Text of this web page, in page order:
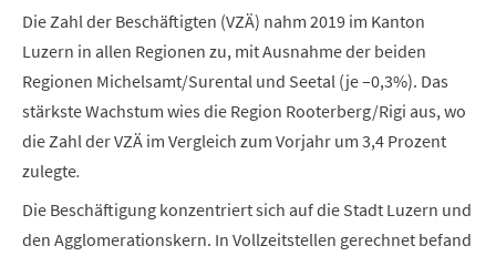
Die Zahl der Beschäftigten (VZÄ) nahm 2019 im Kanton
Luzern in allen Regionen zu, mit Ausnahme der beiden
Regionen Michelsamt/Surental und Seetal (je –0,3%). Das
stärkste Wachstum wies die Region Rooterberg/Rigi aus, wo
die Zahl der VZÄ im Vergleich zum Vorjahr um 3,4 Prozent
zulegte.
Die Beschäftigung konzentriert sich auf die Stadt Luzern und
den Agglomerationskern. In Vollzeitstellen gerechnet befand